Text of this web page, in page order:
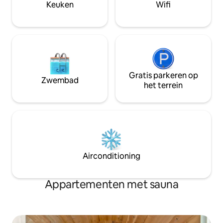
historische Old Port-district. (Hottub het
of de omgeving
Keuken Wifi
Zwembad
Gratis parkeren op
het terrein
Airconditioning
Appartementen met sauna